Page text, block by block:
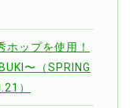
ップを使用！
〜（SPRING
）